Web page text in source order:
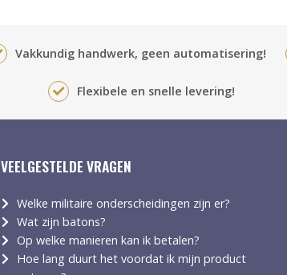
Vakkundig handwerk, geen automatisering!
Flexibele en snelle levering!
VEELGESTELDE VRAGEN
Welke militaire onderscheidingen zijn er?
Wat zijn batons?
Op welke manieren kan ik betalen?
Hoe lang duurt het voordat ik mijn product